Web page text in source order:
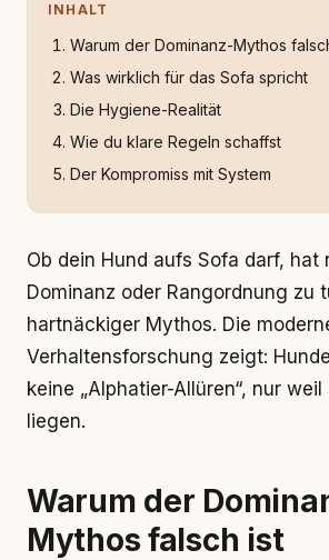
INHALT
Warum der Dominanz-Mythos
Was wirklich für das Sofa spricht
Die Hygiene-Realität
Wie du klare Regeln schaffst
Der Kompromiss mit System
Ob dein Hund aufs Sofa darf, hat
Dominanz oder Rangordnung zu
hartnäckiger Mythos. Die
Verhaltensforschung zeigt:
keine „Alphatier-Allüren“, nur
liegen.
Warum der
Mythos falsch ist